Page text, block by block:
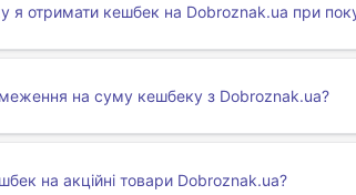
я отримати кешбек на Dobroznak.ua при
на суму кешбеку з Dobroznak.ua?
на акційні товари Dobroznak.ua?